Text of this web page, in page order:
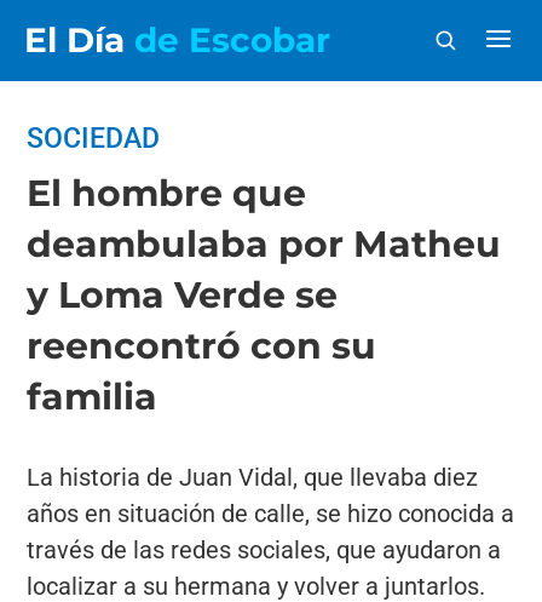
El Día de Escobar
SOCIEDAD
El hombre que
deambulaba por Matheu
y Loma Verde se
reencontró con su
familia
La historia de Juan Vidal, que llevaba diez
años en situación de calle, se hizo conocida a
través de las redes sociales, que ayudaron a
localizar a su hermana y volver a juntarlos.